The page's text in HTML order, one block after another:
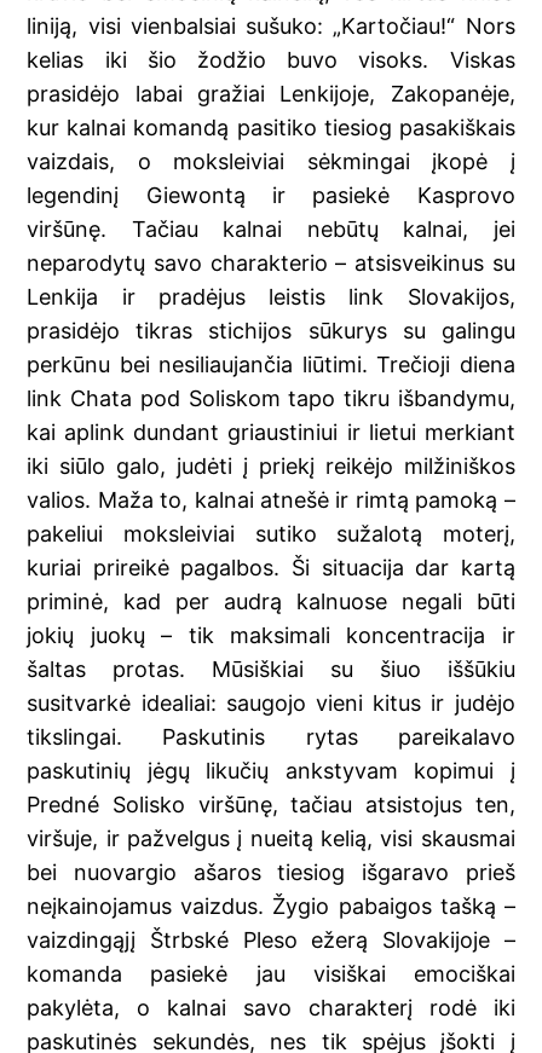
liniją, visi vienbalsiai sušuko: „Kartočiau!“ Nors
kelias iki šio žodžio buvo visoks. Viskas
prasidėjo labai gražiai Lenkijoje, Zakopanėje,
kur kalnai komandą pasitiko tiesiog pasakiškais
vaizdais, o moksleiviai sėkmingai įkopė į
legendinį Giewontą ir pasiekė Kasprovo
viršūnę. Tačiau kalnai nebūtų kalnai, jei
neparodytų savo charakterio – atsisveikinus su
Lenkija ir pradėjus leistis link Slovakijos,
prasidėjo tikras stichijos sūkurys su galingu
perkūnu bei nesiliaujančia liūtimi. Trečioji diena
link Chata pod Soliskom tapo tikru išbandymu,
kai aplink dundant griaustiniui ir lietui merkiant
iki siūlo galo, judėti į priekį reikėjo milžiniškos
valios. Maža to, kalnai atnešė ir rimtą pamoką –
pakeliui moksleiviai sutiko sužalotą moterį,
kuriai prireikė pagalbos. Ši situacija dar kartą
priminė, kad per audrą kalnuose negali būti
jokių juokų – tik maksimali koncentracija ir
šaltas protas. Mūsiškiai su šiuo iššūkiu
susitvarkė idealiai: saugojo vieni kitus ir judėjo
tikslingai. Paskutinis rytas pareikalavo
paskutinių jėgų likučių ankstyvam kopimui į
Predné Solisko viršūnę, tačiau atsistojus ten,
viršuje, ir pažvelgus į nueitą kelią, visi skausmai
bei nuovargio ašaros tiesiog išgaravo prieš
neįkainojamus vaizdus. Žygio pabaigos tašką –
vaizdingąjį Štrbské Pleso ežerą Slovakijoje –
komanda pasiekė jau visiškai emociškai
pakylėta, o kalnai savo charakterį rodė iki
paskutinės sekundės, nes tik spėjus įšokti į